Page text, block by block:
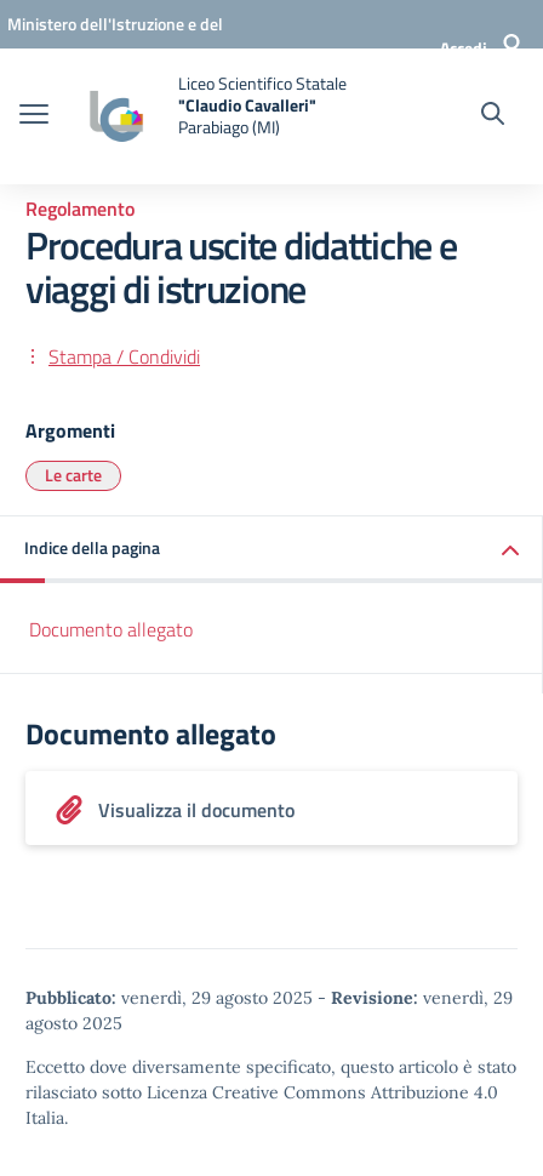
Vai ai contenuti
Vai al menu di navigazione
Vai al footer
Ministero dell'Istruzione e del
Accedi
Liceo Scientifico Statale
"Claudio Cavalleri"
Parabiago (MI)
Regolamento
Procedura uscite didattiche e
viaggi di istruzione
Stampa / Condividi
Argomenti
Le carte
Indice della pagina
Documento allegato
Documento allegato
Visualizza il documento
Pubblicato: venerdì, 29 agosto 2025 - Revisione: venerdì, 29
agosto 2025
Eccetto dove diversamente specificato, questo articolo è stato
rilasciato sotto Licenza Creative Commons Attribuzione 4.0
Italia.